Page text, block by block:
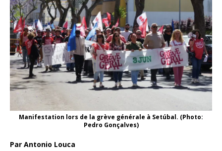
Manifestation lors de la grève générale à Setúbal. (Photo:
Pedro Gonçalves)
Par Antonio Louca